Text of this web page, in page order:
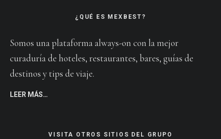
¿QUÉ ES MEXBEST?
Somos una plataforma always-on con la mejor
curaduría de hoteles, restaurantes, bares, guías de
destinos y tips de viaje.
LEER MÁS…
VISITA OTROS SITIOS DEL GRUPO